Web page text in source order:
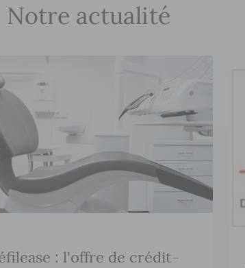
Notre actualité
: l'offre de crédit-